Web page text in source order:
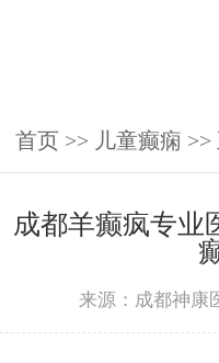
首页 >> 儿童癫痫 >>
成都羊癫疯专业
来源：成都神康